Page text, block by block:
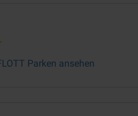
Parken ansehen